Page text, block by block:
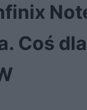
Coś